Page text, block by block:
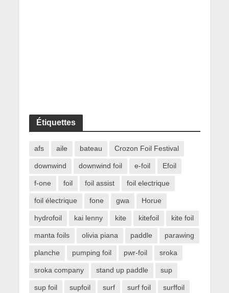
Étiquettes
afs aile bateau Crozon Foil Festival
downwind downwind foil e-foil Efoil
f-one foil foil assist foil electrique
foil électrique fone gwa Horue
hydrofoil kai lenny kite kitefoil kite foil
manta foils olivia piana paddle parawing
planche pumping foil pwr-foil sroka
sroka company stand up paddle sup
sup foil supfoil surf surf foil surffoil